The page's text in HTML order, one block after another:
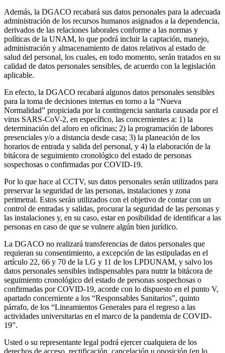
Además, la DGACO recabará sus datos personales para la adecuada
administración de los recursos humanos asignados a la dependencia,
derivados de las relaciones laborales conforme a las normas y
políticas de la UNAM, lo que podrá incluir la captación, manejo,
administración y almacenamiento de datos relativos al estado de
salud del personal, los cuales, en todo momento, serán tratados en su
calidad de datos personales sensibles, de acuerdo con la legislación
aplicable.
En efecto, la DGACO recabará algunos datos personales sensibles
para la toma de decisiones internas en torno a la “Nueva
Normalidad” propiciada por la contingencia sanitaria causada por el
virus SARS-CoV-2, en específico, las concernientes a: 1) la
determinación del aforo en oficinas; 2) la programación de labores
presenciales y/o a distancia desde casa; 3) la planeación de los
horarios de entrada y salida del personal, y 4) la elaboración de la
bitácora de seguimiento cronológico del estado de personas
sospechosas o confirmadas por COVID-19.
Por lo que hace al CCTV, sus datos personales serán utilizados para
preservar la seguridad de las personas, instalaciones y zona
perimetral. Estos serán utilizados con el objetivo de contar con un
control de entradas y salidas, procurar la seguridad de las personas y
las instalaciones y, en su caso, estar en posibilidad de identificar a las
personas en caso de que se vulnere algún bien jurídico.
La DGACO no realizará transferencias de datos personales que
requieran su consentimiento, a excepción de las estipuladas en el
artículo 22, 66 y 70 de la LG y 11 de los LPDUNAM, y salvo los
datos personales sensibles indispensables para nutrir la bitácora de
seguimiento cronológico del estado de personas sospechosas o
confirmadas por COVID-19, acorde con lo dispuesto en el punto V,
apartado concerniente a los “Responsables Sanitarios”, quinto
párrafo, de los “Lineamientos Generales para el regreso a las
actividades universitarias en el marco de la pandemia de COVID-
19”.
Usted o su representante legal podrá ejercer cualquiera de los